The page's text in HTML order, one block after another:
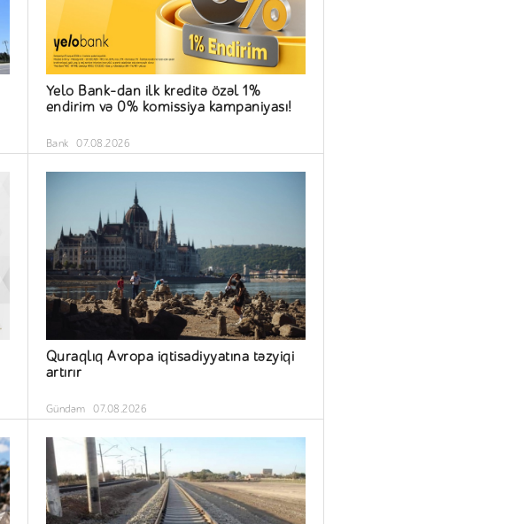
Yelo Bank-dan ilk kreditə özəl 1%
endirim və 0% komissiya kampaniyası!
Bank 07.08.2026
Quraqlıq Avropa iqtisadiyyatına təzyiqi
artırır
Gündəm 07.08.2026